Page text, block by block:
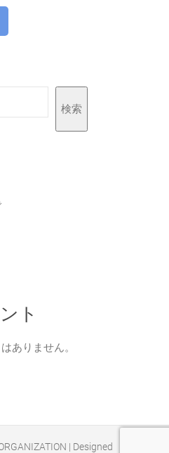
検索
ト
ありません。
| Designed